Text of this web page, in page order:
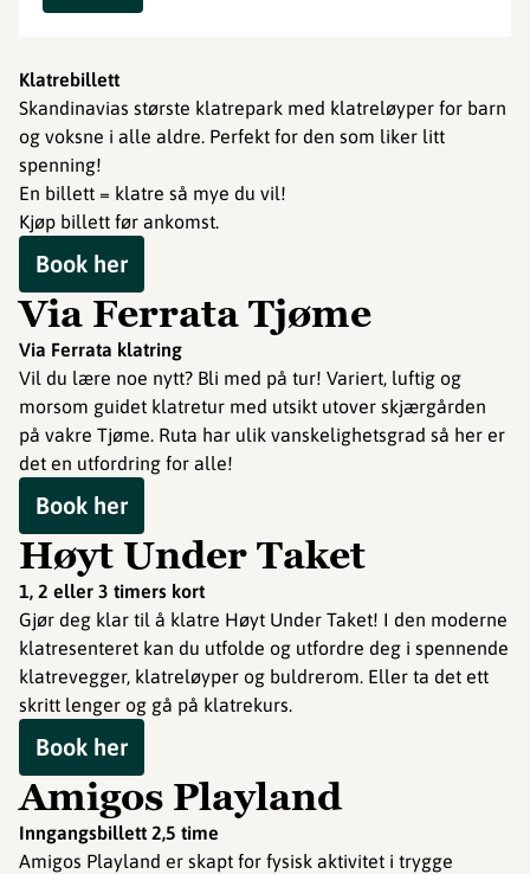
Klatrebillett
Skandinavias største klatrepark med klatreløyper for barn
og voksne i alle aldre. Perfekt for den som liker litt
spenning!
En billett = klatre så mye du vil!
Kjøp billett før ankomst.
Book her
Via Ferrata Tjøme
Via Ferrata klatring
Vil du lære noe nytt? Bli med på tur! Variert, luftig og
morsom guidet klatretur med utsikt utover skjærgården
på vakre Tjøme. Ruta har ulik vanskelighetsgrad så her er
det en utfordring for alle!
Book her
Høyt Under Taket
1, 2 eller 3 timers kort
Gjør deg klar til å klatre Høyt Under Taket! I den moderne
klatresenteret kan du utfolde og utfordre deg i spennende
klatrevegger, klatreløyper og buldrerom. Eller ta det ett
skritt lenger og gå på klatrekurs.
Book her
Amigos Playland
Inngangsbillett 2,5 time
Amigos Playland er skapt for fysisk aktivitet i trygge